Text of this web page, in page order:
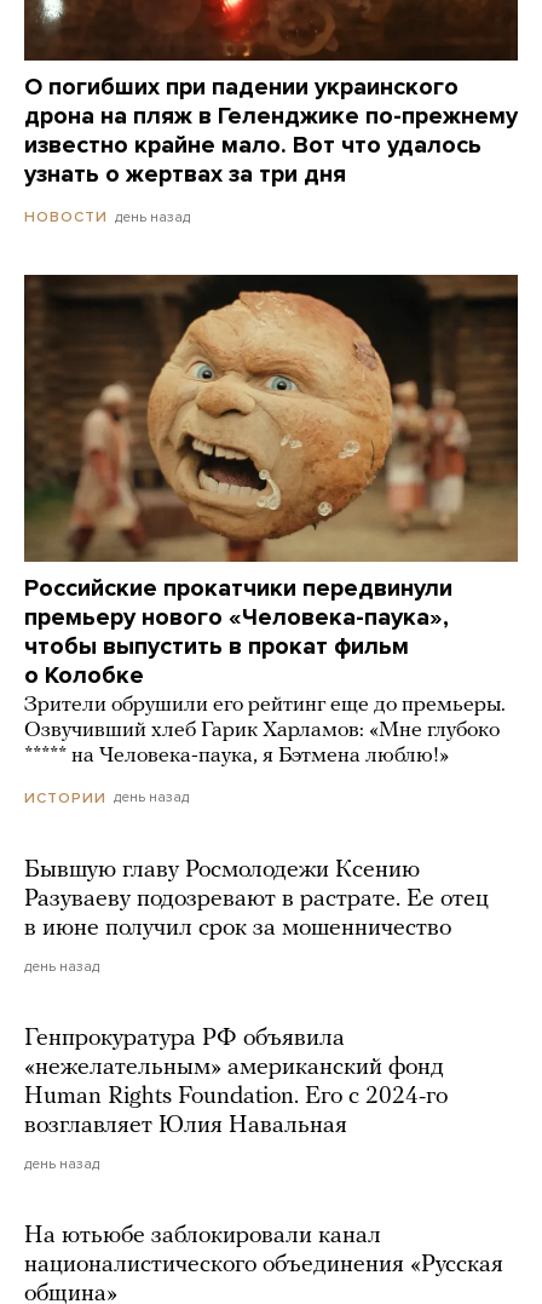
О погибших при падении украинского
дрона на пляж в Геленджике по-прежнему
известно крайне мало. Вот что удалось
узнать о жертвах за три дня
НОВОСТИ день назад
Российские прокатчики передвинули
премьеру нового «Человека-паука»,
чтобы выпустить в прокат фильм
о Колобке
Зрители обрушили его рейтинг еще до премьеры.
Озвучивший хлеб Гарик Харламов: «Мне глубоко
***** на Человека-паука, я Бэтмена люблю!»
ИСТОРИИ день назад
Бывшую главу Росмолодежи Ксению
Разуваеву подозревают в растрате. Ее отец
в июне получил срок за мошенничество
день назад
Генпрокуратура РФ объявила
«нежелательным» американский фонд
Human Rights Foundation. Его с 2024-го
возглавляет Юлия Навальная
день назад
На ютьюбе заблокировали канал
националистического объединения «Русская
община»